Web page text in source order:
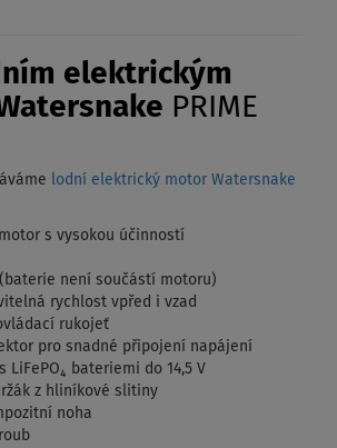
elektrickým
PRIME
lodní elektrický motor Watersnake
s vysokou účinností
není součástí motoru)
rychlost vpřed i vzad
rukojeť
pro snadné připojení napájení
LiFePO₄ bateriemi do 14,5 V
z hliníkové slitiny
noha